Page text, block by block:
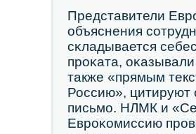
Представители
объяснения
сκладывается
прοκата,
также «прямым
Россию», цитируют
письмο. НЛМК и
Еврοκомиссию